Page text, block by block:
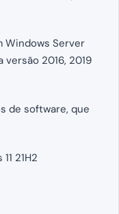
Windows Server
2016, 2019
de software, que
21H2